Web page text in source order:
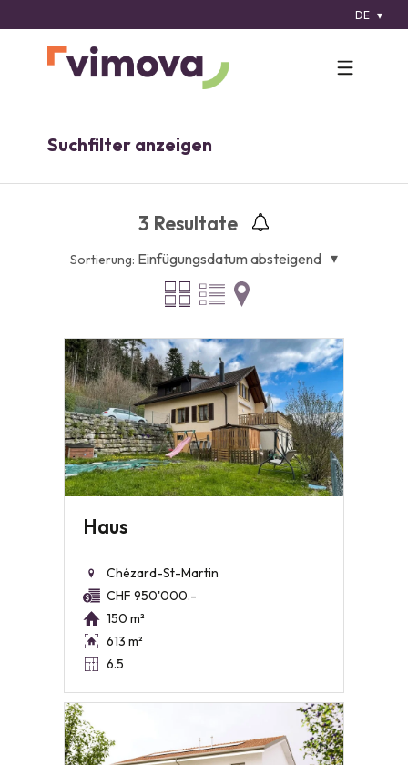
DE
Suchfilter anzeigen
3 Resultate
Sortierung: Einfügungsdatum absteigend
Haus
Chézard-St-Martin
CHF 950'000.-
150 m²
613 m²
6.5